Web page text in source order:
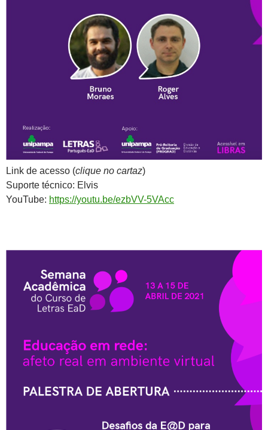
Link de acesso (clique no cartaz)
Suporte técnico: Elvis
YouTube: https://youtu.be/ezbVV-5VAcc